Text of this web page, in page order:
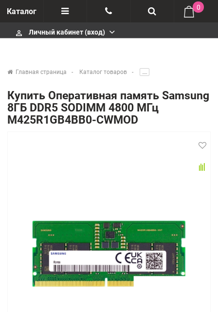
Каталог
Отзывы
Гарантия
+375447430404
infobelm.by@yandex.ru
0
perm_identity Личный кабинет (вход)
Главная страница Каталог товаров .....
Купить Оперативная память Samsung
8ГБ DDR5 SODIMM 4800 МГц
M425R1GB4BB0-CWMOD